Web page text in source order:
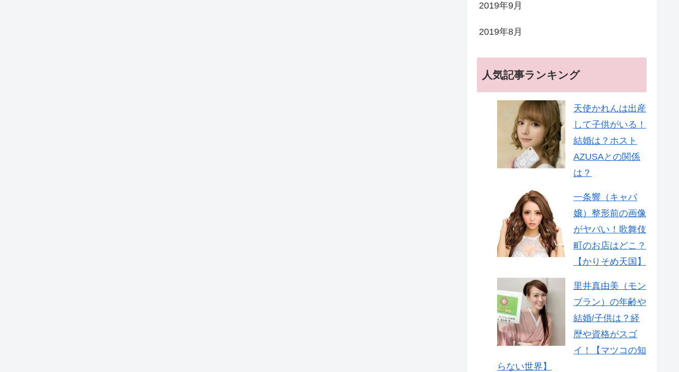
2019年9月
2019年8月
人気記事ランキング
天使かれんは出産
して子供がいる！
結婚は？ホスト
AZUSAとの関係
は？
一条響（キャバ
嬢）整形前の画像
がヤバい！歌舞伎
町のお店はどこ？
【かりそめ天国】
里井真由美（モン
ブラン）の年齢や
結婚/子供は？経
歴や資格がスゴ
イ！【マツコの知
らない世界】